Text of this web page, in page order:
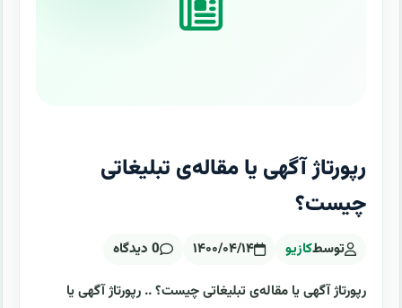
رپورتاژ آگهی یا مقاله‌ی تبلیغاتی
چیست؟
توسطکازیو ۱۴۰۰/۰۴/۱۴ 0 دیدگاه
رپورتاژ آگهی یا مقاله‌ی تبلیغاتی چیست؟ .. رپورتاژ آگهی یا